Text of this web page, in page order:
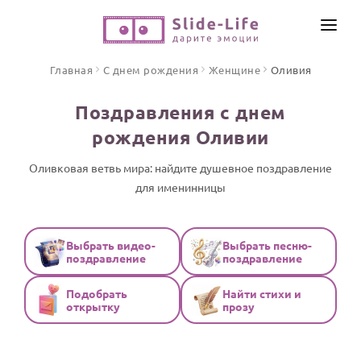
ПО ФОРМАТУ
Видео поздравления
Песни поздравления
Стихи и тексты
ПРАЗДНИКИ
С Днем рождения
ИНСТРУМЕНТЫ
ОТЗЫВЫ
Главная С днем рождения Женщине Оливия
Поздравления с днем
рождения Оливии
Оливковая ветвь мира: найдите душевное поздравление
для именинницы
Выбрать видео-
поздравление
Выбрать песню-
поздравление
Подобрать
открытку
Найти стихи и
прозу